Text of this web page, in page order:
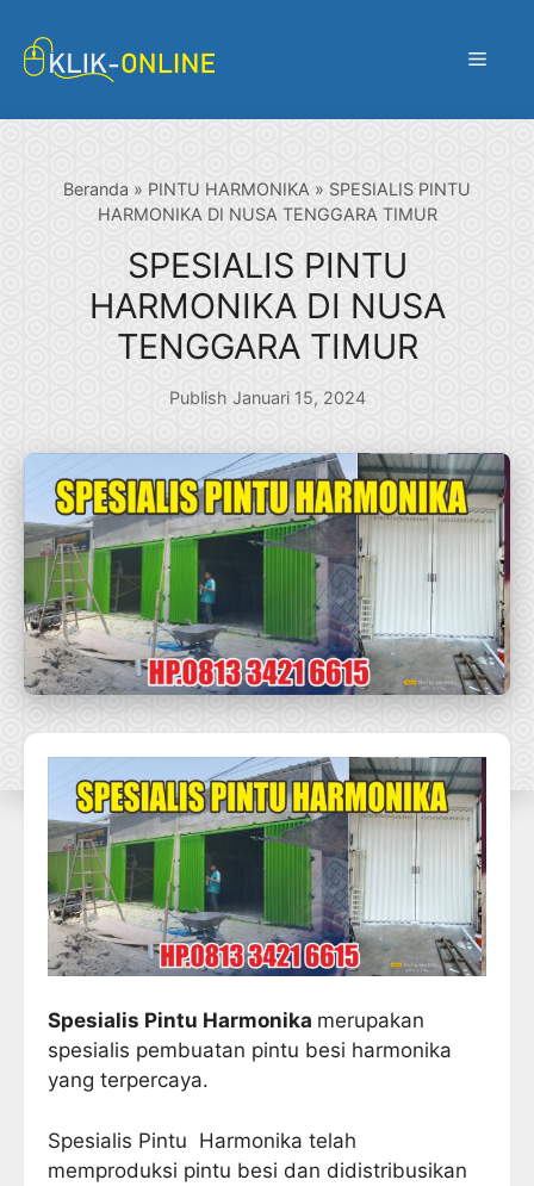
Menu
Beranda » PINTU HARMONIKA » SPESIALIS PINTU
HARMONIKA DI NUSA TENGGARA TIMUR
SPESIALIS PINTU
HARMONIKA DI NUSA
TENGGARA TIMUR
Publish Januari 15, 2024
Spesialis Pintu Harmonika merupakan
spesialis pembuatan pintu besi harmonika
yang terpercaya.
Spesialis Pintu Harmonika telah
memproduksi pintu besi dan didistribusikan